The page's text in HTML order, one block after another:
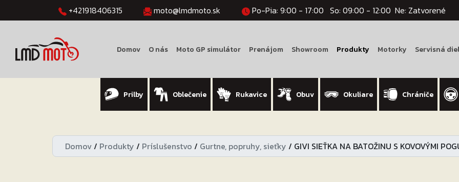
+421918406315 moto@lmdmoto.sk Po-Pia: 9:00 - 17:00 So: 09:00 - 12:00 Ne: Zatvorené
Domov O nás Moto GP simulátor Prenájom Showroom Produkty Motorky Servisná
Prilby Oblečenie Rukavice Obuv Okuliare Chrániče
Domov/ Produkty / Príslušenstvo / Gurtne, popruhy, sieťky / GIVI SIEŤKA NA BATOŽINU S KOVOVÝMI